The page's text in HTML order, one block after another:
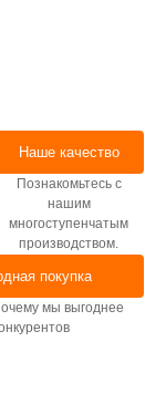
Наше качество
Познакомьтесь с
нашим
многоступенчатым
производством.
покупка
мы выгоднее